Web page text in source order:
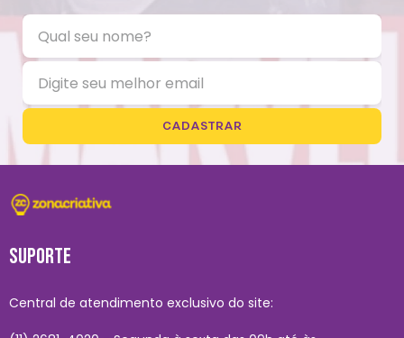
CADASTRAR
SUPORTE
Central de atendimento exclusivo do site: